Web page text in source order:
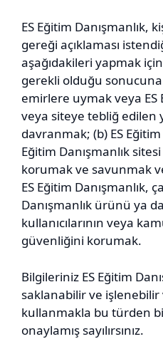
ES Eğitim Danışmanlık,
gereği açıklaması
aşağıdakileri yapmak
gerekli olduğu sonucuna
emirlere uymak veya ES
veya siteye tebliğ edilen
davranmak; (b) ES Eğitim
Eğitim Danışmanlık
korumak ve savunmak
ES Eğitim Danışmanlık,
Danışmanlık ürünü ya
kullanıcılarının veya
güvenliğini korumak.
Bilgileriniz ES Eğitim
saklanabilir ve işlenebilir
kullanmakla bu türden
onaylamış sayılırsınız.